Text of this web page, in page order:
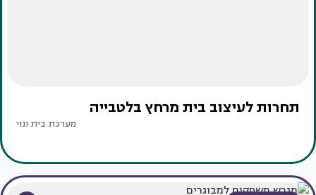
תחרות לעיצוב בית מרחץ בלטבייה
מערכת בית ונוי